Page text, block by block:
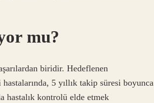
mu?
biridir. Hedeflenen
5 yıllık takip süresi boyunca
hastalık kontrolü elde etmek